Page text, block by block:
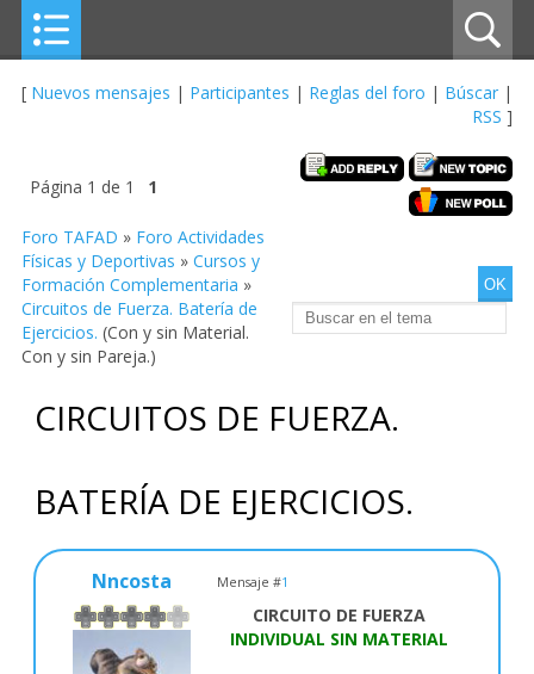
[ Nuevos mensajes | Participantes | Reglas del foro | Búscar |
RSS ]
Página 1 de 1 1
Foro TAFAD » Foro Actividades
Físicas y Deportivas » Cursos y
Formación Complementaria »
Circuitos de Fuerza. Batería de
Ejercicios. (Con y sin Material.
Con y sin Pareja.)
CIRCUITOS DE FUERZA.
BATERÍA DE EJERCICIOS.
Nncosta Mensaje #1
CIRCUITO DE FUERZA
INDIVIDUAL SIN MATERIAL